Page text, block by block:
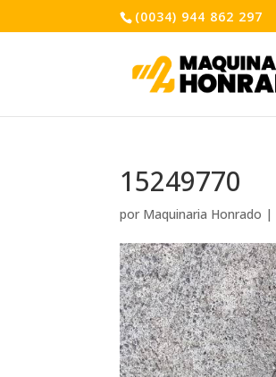
(0034) 944 862 297
15249770
por Maquinaria Honrado |